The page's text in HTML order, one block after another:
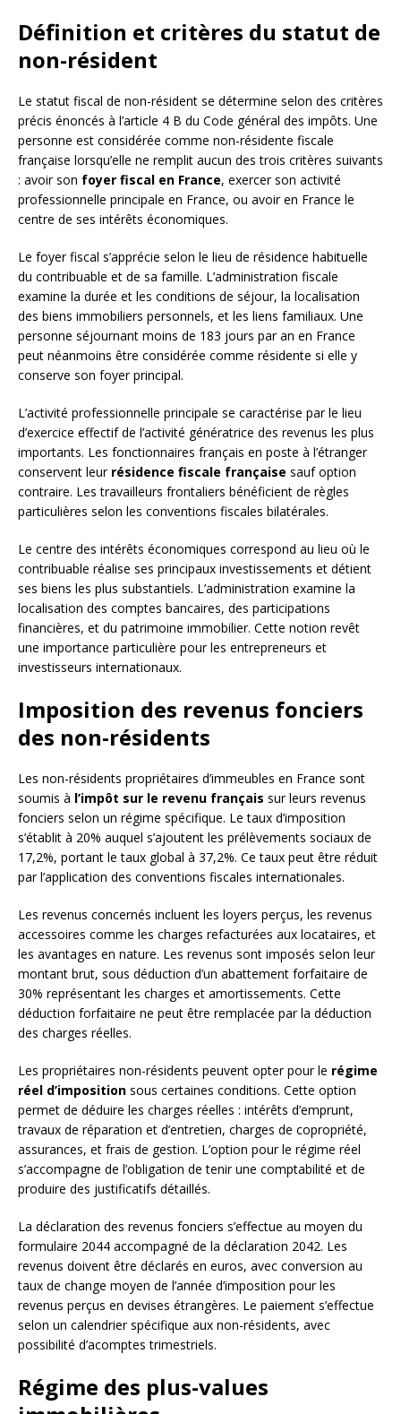
Définition et critères du statut de
non-résident
Le statut fiscal de non-résident se détermine selon des critères
précis énoncés à l’article 4 B du Code général des impôts. Une
personne est considérée comme non-résidente fiscale
française lorsqu’elle ne remplit aucun des trois critères suivants
: avoir son foyer fiscal en France, exercer son activité
professionnelle principale en France, ou avoir en France le
centre de ses intérêts économiques.
Le foyer fiscal s’apprécie selon le lieu de résidence habituelle
du contribuable et de sa famille. L’administration fiscale
examine la durée et les conditions de séjour, la localisation
des biens immobiliers personnels, et les liens familiaux. Une
personne séjournant moins de 183 jours par an en France
peut néanmoins être considérée comme résidente si elle y
conserve son foyer principal.
L’activité professionnelle principale se caractérise par le lieu
d’exercice effectif de l’activité génératrice des revenus les plus
importants. Les fonctionnaires français en poste à l’étranger
conservent leur résidence fiscale française sauf option
contraire. Les travailleurs frontaliers bénéficient de règles
particulières selon les conventions fiscales bilatérales.
Le centre des intérêts économiques correspond au lieu où le
contribuable réalise ses principaux investissements et détient
ses biens les plus substantiels. L’administration examine la
localisation des comptes bancaires, des participations
financières, et du patrimoine immobilier. Cette notion revêt
une importance particulière pour les entrepreneurs et
investisseurs internationaux.
Imposition des revenus fonciers
des non-résidents
Les non-résidents propriétaires d’immeubles en France sont
soumis à l’impôt sur le revenu français sur leurs revenus
fonciers selon un régime spécifique. Le taux d’imposition
s’établit à 20% auquel s’ajoutent les prélèvements sociaux de
17,2%, portant le taux global à 37,2%. Ce taux peut être réduit
par l’application des conventions fiscales internationales.
Les revenus concernés incluent les loyers perçus, les revenus
accessoires comme les charges refacturées aux locataires, et
les avantages en nature. Les revenus sont imposés selon leur
montant brut, sous déduction d’un abattement forfaitaire de
30% représentant les charges et amortissements. Cette
déduction forfaitaire ne peut être remplacée par la déduction
des charges réelles.
Les propriétaires non-résidents peuvent opter pour le régime
réel d’imposition sous certaines conditions. Cette option
permet de déduire les charges réelles : intérêts d’emprunt,
travaux de réparation et d’entretien, charges de copropriété,
assurances, et frais de gestion. L’option pour le régime réel
s’accompagne de l’obligation de tenir une comptabilité et de
produire des justificatifs détaillés.
La déclaration des revenus fonciers s’effectue au moyen du
formulaire 2044 accompagné de la déclaration 2042. Les
revenus doivent être déclarés en euros, avec conversion au
taux de change moyen de l’année d’imposition pour les
revenus perçus en devises étrangères. Le paiement s’effectue
selon un calendrier spécifique aux non-résidents, avec
possibilité d’acomptes trimestriels.
Régime des plus-values